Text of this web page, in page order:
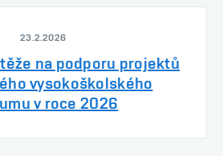
23.2.2026
na podporu projektů
vysokoškolského
v roce 2026